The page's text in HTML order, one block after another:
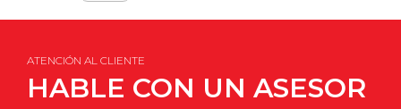
ATENCIÓN AL CLIENTE
HABLE CON UN ASESOR